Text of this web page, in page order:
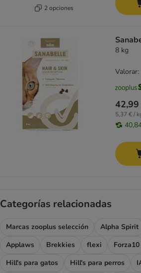
2 opciones
8 kg
5,37 € /
Categorías relacionadas
Marcas zooplus selección Alpha Spirit
Applaws
Brekkies flexi Forza10
Hill's para gatos
Hill's para perros